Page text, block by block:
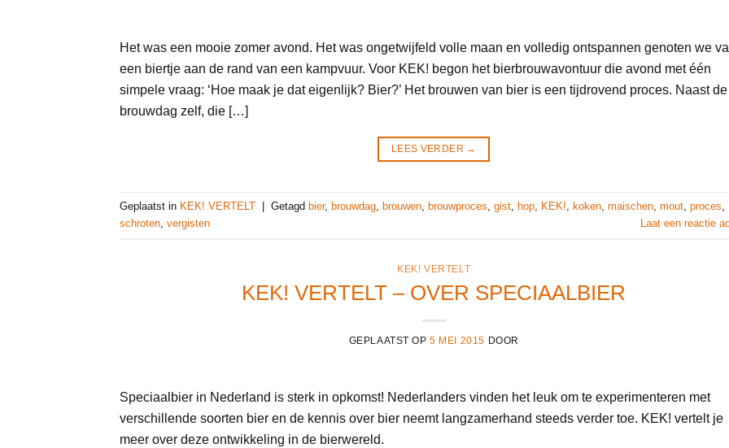
Het was een mooie zomer avond. Het was ongetwijfeld volle maan en volledig ontspannen genoten we
een biertje aan de rand van een kampvuur. Voor KEK! begon het bierbrouwavontuur die avond met één
simpele vraag: ‘Hoe maak je dat eigenlijk? Bier?’ Het brouwen van bier is een tijdrovend proces. Naast de
brouwdag zelf, die […]
LEES VERDER →
Geplaatst in KEK! VERTELT Getagd bier, brouwdag, brouwen, brouwproces, gist, hop, KEK!, koken, maischen, mout, proces,
schroten, vergisten Laat een reactie
KEK! VERTELT
KEK! VERTELT – OVER SPECIAALBIER
GEPLAATST OP5 MEI 2015 DOOR
Speciaalbier in Nederland is sterk in opkomst! Nederlanders vinden het leuk om te experimenteren met
verschillende soorten bier en de kennis over bier neemt langzamerhand steeds verder toe. KEK! vertelt je
meer over deze ontwikkeling in de bierwereld.